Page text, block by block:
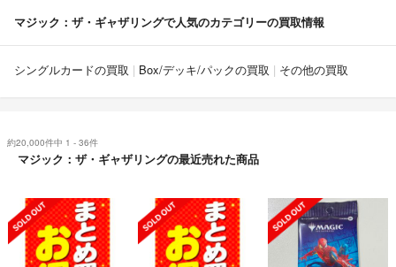
マジック：ザ・ギャザリングで人気のカテゴリーの買取情報
シングルカードの買取 Box/デッキ/パックの買取 その他の買取
約20,000件中 1 - 36件
マジック：ザ・ギャザリングの最近売れた商品